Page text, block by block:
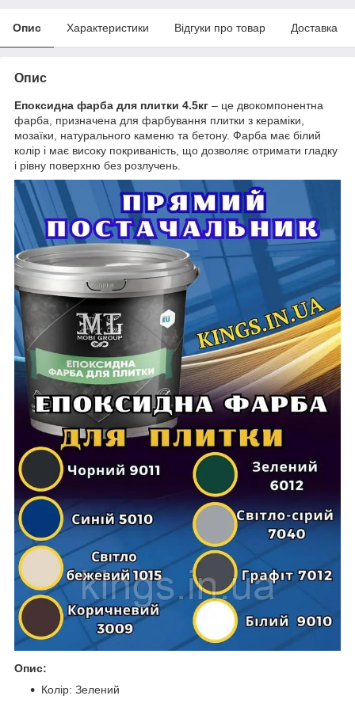
Опис Характеристики Відгуки про товар Доставка
Опис
Епоксидна фарба для плитки 4.5кг – це двокомпонентна
фарба, призначена для фарбування плитки з кераміки,
мозаїки, натурального каменю та бетону. Фарба має білий
колір і має високу покриваність, що дозволяє отримати гладку
і рівну поверхню без розлучень.
Опис:
Колір: Зелений